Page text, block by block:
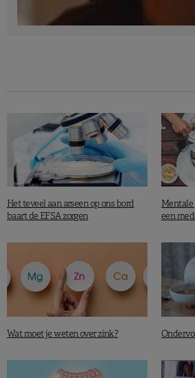
Het teveel aan arseen op ons bord
baart de EFSA zorgen
Mentale
een
Wat moet je weten over zink?